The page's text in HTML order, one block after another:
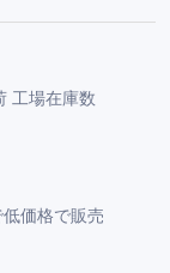
工場在庫数
価格で販売